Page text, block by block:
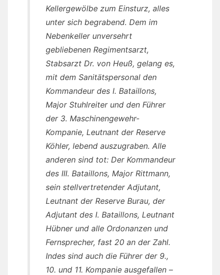
Kellergewölbe zum Einsturz, alles
unter sich begrabend. Dem im
Nebenkeller unversehrt
gebliebenen Regimentsarzt,
Stabsarzt Dr. von Heuß, gelang es,
mit dem Sanitätspersonal den
Kommandeur des I. Bataillons,
Major Stuhlreiter und den Führer
der 3. Maschinengewehr-
Kompanie, Leutnant der Reserve
Köhler, lebend auszugraben. Alle
anderen sind tot: Der Kommandeur
des III. Bataillons, Major Rittmann,
sein stellvertretender Adjutant,
Leutnant der Reserve Burau, der
Adjutant des I. Bataillons, Leutnant
Hübner und alle Ordonanzen und
Fernsprecher, fast 20 an der Zahl.
Indes sind auch die Führer der 9.,
10. und 11. Kompanie ausgefallen –